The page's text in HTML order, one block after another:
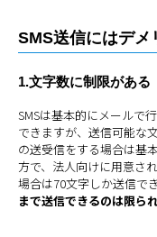
SMS送信にはデメ
1.文字数に制限がある
SMSは基本的にメールで
できますが、送信可能な
の送受信をする場合は基
方で、法人向けに用意さ
場合は70文字しか送信で
まで送信できるのは限ら